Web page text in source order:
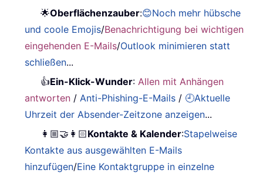
🌟Oberflächenzauber:😊Noch mehr hübsche
und coole Emojis/Benachrichtigung bei wichtigen
eingehenden E-Mails/Outlook minimieren statt
schließen...
👍Ein-Klick-Wunder: Allen mit Anhängen
antworten / Anti-Phishing-E-Mails / 🕘Aktuelle
Uhrzeit der Absender-Zeitzone anzeigen...
👩🏼‍🤝‍👩🏻Kontakte & Kalender:Stapelweise
Kontakte aus ausgewählten E-Mails
hinzufügen/Eine Kontaktgruppe in einzelne